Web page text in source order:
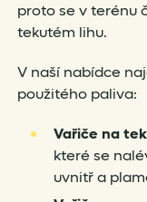
proto se v terénu
tekutém lihu.
V naší nabídce
použitého paliva:
Vařiče na
které se
uvnitř a